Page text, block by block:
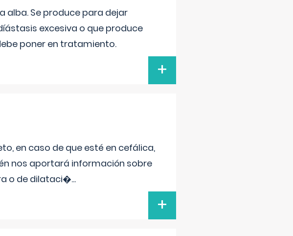
alba. Se produce para dejar
excesiva o que produce
poner en tratamiento.
+
en caso de que esté en cefálica,
nos aportará información sobre
o de dilataci�...
+